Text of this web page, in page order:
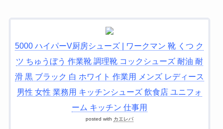
5000 ハイパーV厨房シューズ | ワークマン 靴 くつ ク
ツ ちゅうぼう 作業靴 調理靴 コックシューズ 耐油 耐
滑 黒 ブラック 白 ホワイト 作業用 メンズ レディース
男性 女性 業務用 キッチンシューズ 飲食店 ユニフォ
ーム キッチン 仕事用
posted with カエレバ